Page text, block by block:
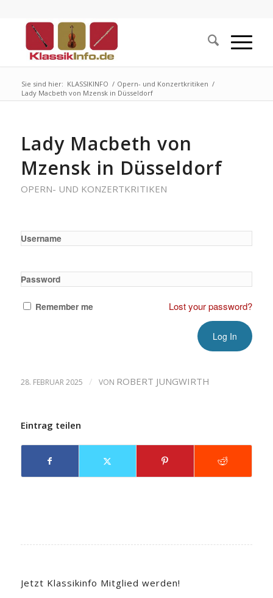
Sie sind hier: KLASSIKINFO / Opern- und Konzertkritiken /
Lady Macbeth von Mzensk in Düsseldorf
Lady Macbeth von
Mzensk in Düsseldorf
OPERN- UND KONZERTKRITIKEN
Username
Password
Remember me Lost your password?
28. FEBRUAR 2025 / VON ROBERT JUNGWIRTH
Eintrag teilen
Jetzt Klassikinfo Mitglied werden!